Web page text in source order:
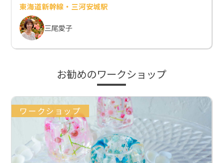
東海道新幹線・三河安城駅
三尾愛子
お勧めのワークショップ
ワークショップ